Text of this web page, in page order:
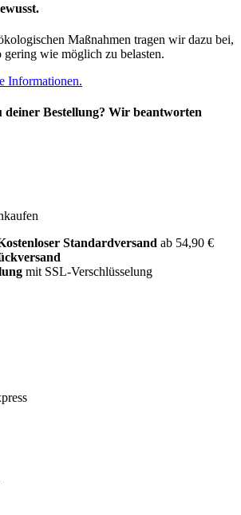
Maßnahmen tragen wir dazu bei,
wie möglich zu belasten.
Informationen.
deiner Bestellung? Wir beantworten
Standardversand ab 54,90 €
mit SSL-Verschlüsselung